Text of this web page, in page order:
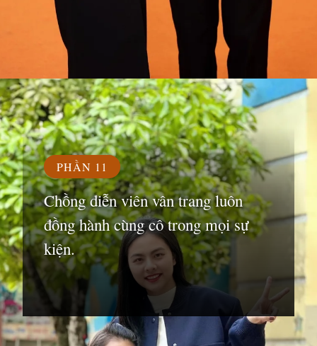
Đang mởhttps://susach.edu.vn/van-trang
PHẦN 11
Chồng diễn viên vân trang luôn
đồng hành cùng cô trong mọi sự
kiện.